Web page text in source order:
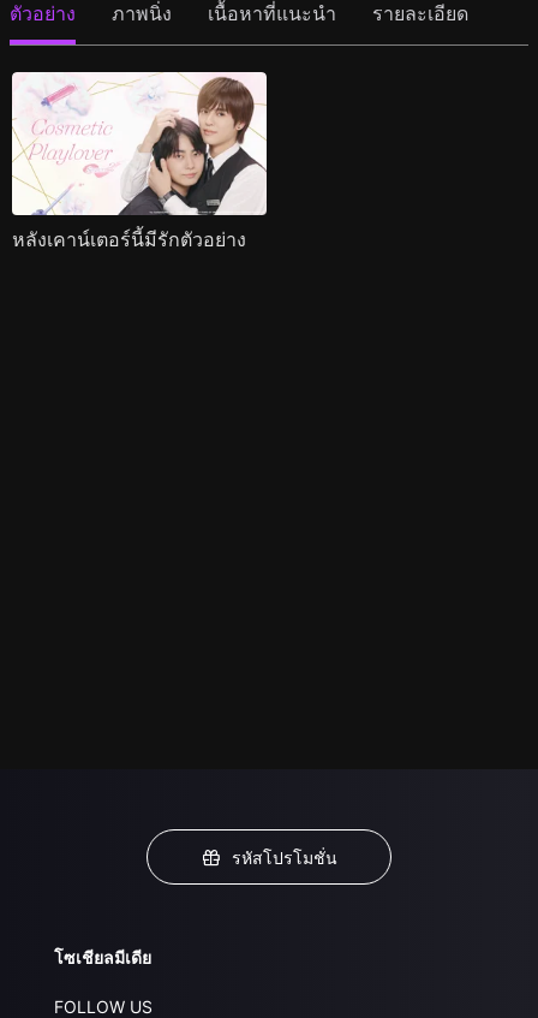
ตัวอย่าง ภาพนิ่ง เนื้อหาที่แนะนำ รายละเอียด
หลังเคาน์เตอร์นี้มีรักตัวอย่าง
รหัสโปรโมชั่น
โซเชียลมีเดีย
FOLLOW US